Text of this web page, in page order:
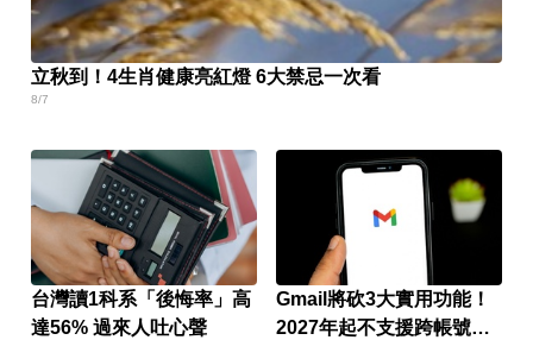
立秋到！4生肖健康亮紅燈 6大禁忌一次看
8/7
台灣讀1科系「後悔率」高
達56% 過來人吐心聲
Gmail將砍3大實用功能！
2027年起不支援跨帳號寄